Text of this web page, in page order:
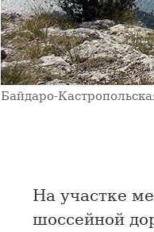
Байдаро-
На участке
шоссейной